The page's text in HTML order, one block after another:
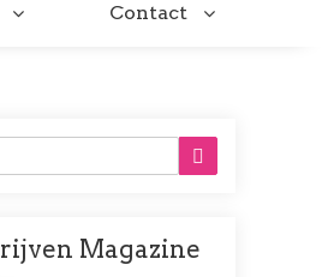
Contact
Magazine